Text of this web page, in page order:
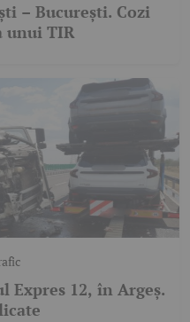
– București. Cozi
unui TIR
Expres 12, în Argeș.